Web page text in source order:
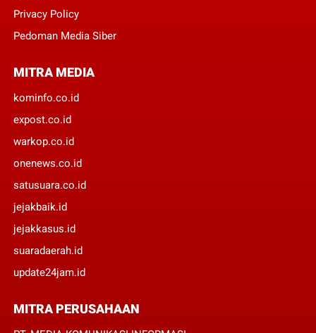
Privacy Policy
Pedoman Media Siber
MITRA MEDIA
kominfo.co.id
expost.co.id
warkop.co.id
onenews.co.id
satusuara.co.id
jejakbaik.id
jejakkasus.id
suaradaerah.id
update24jam.id
MITRA PERUSAHAAN